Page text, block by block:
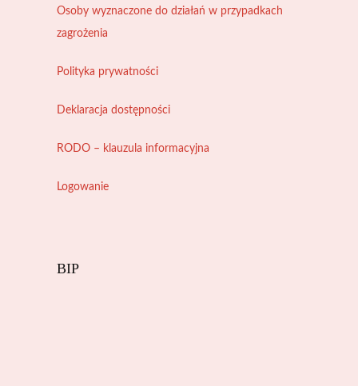
Osoby wyznaczone do działań w przypadkach
zagrożenia
Polityka prywatności
Deklaracja dostępności
RODO – klauzula informacyjna
Logowanie
BIP